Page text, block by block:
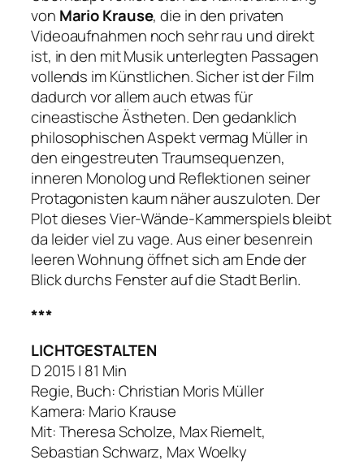
von Mario Krause, die in den privaten
Videoaufnahmen noch sehr rau und direkt
ist, in den mit Musik unterlegten Passagen
vollends im Künstlichen. Sicher ist der Film
dadurch vor allem auch etwas für
cineastische Ästheten. Den gedanklich
philosophischen Aspekt vermag Müller in
den eingestreuten Traumsequenzen,
inneren Monolog und Reflektionen seiner
Protagonisten kaum näher auszuloten. Der
Plot dieses Vier-Wände-Kammerspiels bleibt
da leider viel zu vage. Aus einer besenrein
leeren Wohnung öffnet sich am Ende der
Blick durchs Fenster auf die Stadt Berlin.
***
LICHTGESTALTEN
D 2015 | 81 Min
Regie, Buch: Christian Moris Müller
Kamera: Mario Krause
Mit: Theresa Scholze, Max Riemelt,
Sebastian Schwarz, Max Woelky